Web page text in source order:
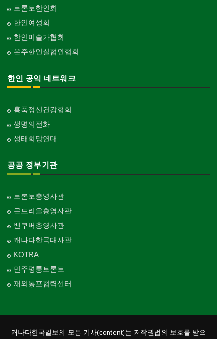
토론토한인회
한인여성회
한인미술가협회
온주한인실협인협회
한인 공익 네트워크
홍푹정신건강협회
생명의전화
생태희망연대
공공 정부기관
토론토총영사관
몬트리올총영사관
벤쿠버총영사관
캐나다한국대사관
KOTRA
민주평통토론토
재외통포협력센터
캐나다한국일보의 모든 기사(content)는 저작권법의 보호를 받으